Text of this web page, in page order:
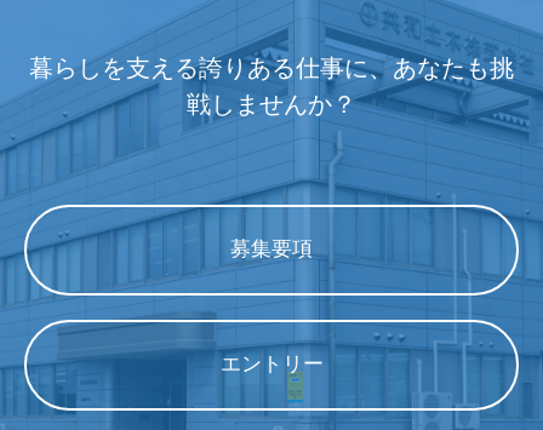
暮らしを支える誇りある仕事に、あなたも挑
戦しませんか？
募集要項
エントリー